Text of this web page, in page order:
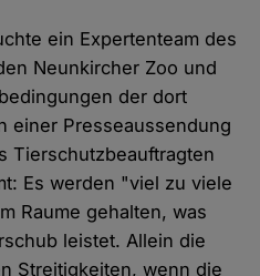
ein Expertenteam des
Neunkircher Zoo und
der dort
einer Presseaussendung
Tierschutzbeauftragten
Es werden "viel zu viele
Raume gehalten, was
leistet. Allein die
Streitigkeiten, wenn die